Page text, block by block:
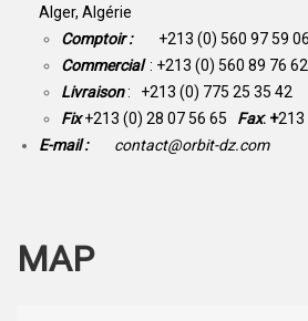
Alger, Algérie
Comptoir : +213 (0) 560 97 59 06
Commercial : +213 (0) 560 89 76 62
Livraison: +213 (0) 775 25 35 42
Fix +213 (0) 28 07 56 65 Fax: +213
E-mail :
contact@orbit-dz.com
MAP